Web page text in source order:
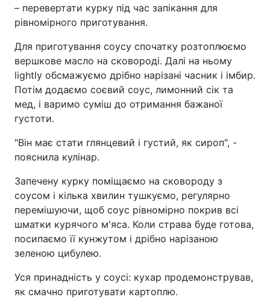
– перевертати курку під час запікання для
рівномірного приготування.
Для приготування соусу спочатку розтоплюємо
вершкове масло на сковороді. Далі на ньому
lightly обсмажуємо дрібно нарізані часник і імбир.
Потім додаємо соєвий соус, лимонний сік та
мед, і варимо суміш до отримання бажаної
густоти.
"Він має стати глянцевий і густий, як сироп", -
пояснила кулінар.
Запечену курку поміщаємо на сковороду з
соусом і кілька хвилин тушкуємо, регулярно
перемішуючи, щоб соус рівномірно покрив всі
шматки курячого м'яса. Коли страва буде готова,
посипаємо її кунжутом і дрібно нарізаною
зеленою цибулею.
Уся принадність у соусі: кухар продемонстрував,
як смачно приготувати картоплю.